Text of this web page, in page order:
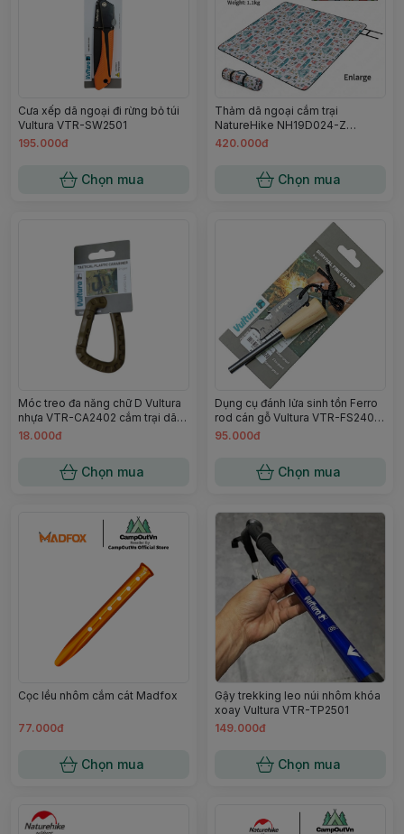
Cưa xếp dã ngoại đi rừng bỏ túi
Vultura VTR-SW2501
195.000đ
Chọn mua
Thảm dã ngoại cắm trại
NatureHike NH19D024-Z
180*200cm CampingLife
420.000đ
Chọn mua
Móc treo đa năng chữ D Vultura
nhựa VTR-CA2402 cắm trại dã
ngoại campoutvn A712
18.000đ
Chọn mua
Dụng cụ đánh lửa sinh tồn Ferro
rod cán gỗ Vultura VTR-FS2401
Campoutvn
95.000đ
Chọn mua
Cọc lều nhôm cắm cát Madfox
77.000đ
Chọn mua
Gậy trekking leo núi nhôm khóa
xoay Vultura VTR-TP2501
149.000đ
Chọn mua